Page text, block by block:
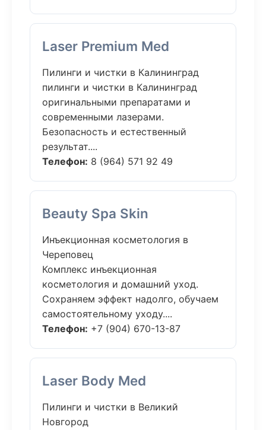
Laser Premium Med
Пилинги и чистки в Калининград
пилинги и чистки в Калининград
оригинальными препаратами и
современными лазерами.
Безопасность и естественный
результат....
Телефон: 8 (964) 571 92 49
Beauty Spa Skin
Инъекционная косметология в
Череповец
Комплекс инъекционная
косметология и домашний уход.
Сохраняем эффект надолго, обучаем
самостоятельному уходу....
Телефон: +7 (904) 670-13-87
Laser Body Med
Пилинги и чистки в Великий
Новгород